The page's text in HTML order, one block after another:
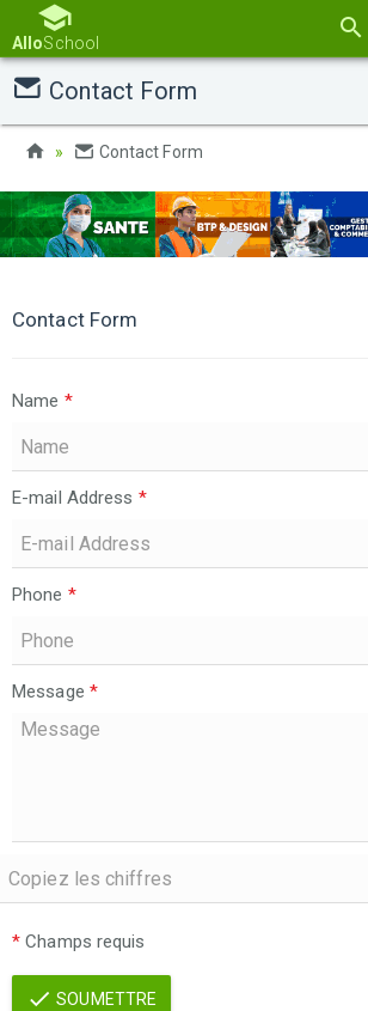
AlloSchool
Contact Form
Contact Form
Contact Form
Name *
E-mail Address *
Phone *
Message *
* Champs requis
SOUMETTRE